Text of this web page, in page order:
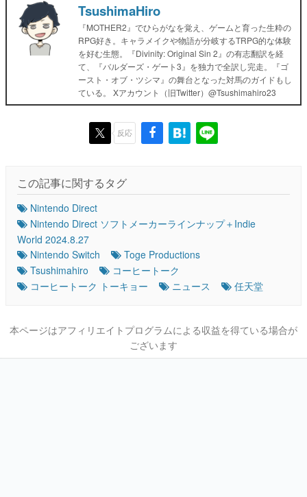
TsushimaHiro
『MOTHER2』でひらがなを覚え、ゲームと育った生粋の
RPG好き。キャラメイクや物語が分岐するTRPG的な体験
を好む生態。『Divinity: Original Sin 2』の有志翻訳を経
て、『バルダーズ・ゲート3』を独力で全訳し完走。『ゴ
ースト・オブ・ツシマ』の舞台となった対馬のガイドもし
ている。 Xアカウント（旧Twitter）@Tsushimahiro23
反応
この記事に関するタグ
Nintendo Direct
Nintendo Direct ソフトメーカーラインナップ＋Indie
World 2024.8.27
Nintendo Switch
Toge Productions
Tsushimahiro
コーヒートーク
コーヒートーク トーキョー
ニュース 任天堂
本ページはアフィリエイトプログラムによる収益を得ている場合が
ございます